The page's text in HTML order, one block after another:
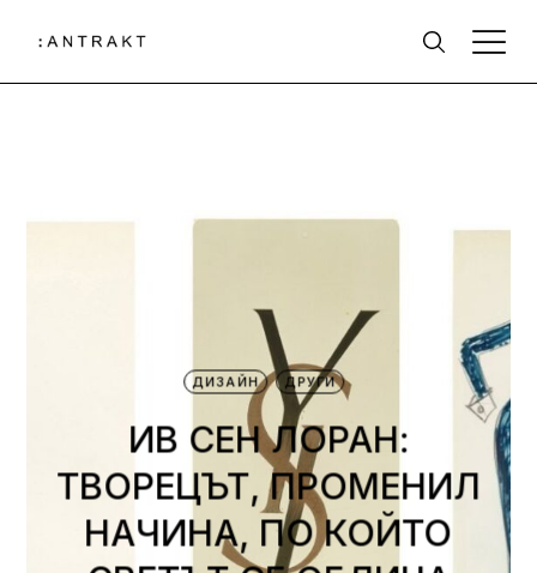
КИНО
ТРИ ФИЛМА, КОИТО
СПЕЧЕЛИХА СЪРЦАТА
НИ НА RIFE 2026